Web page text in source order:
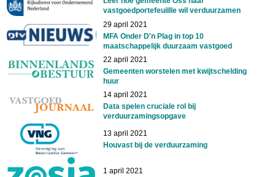
vastgoedportefeuillle wil verduurzamen
29 april 2021
MFA Onder D'n Plag in top 10
maatschappelijk duurzaam vastgoed
22 april 2021
Gemeenten worstelen met kwijtschelding
huur
14 april 2021
Data spelen cruciale rol bij
verduurzamingsopgave
13 april 2021
Houvast bij de verduurzaming
1 april 2021